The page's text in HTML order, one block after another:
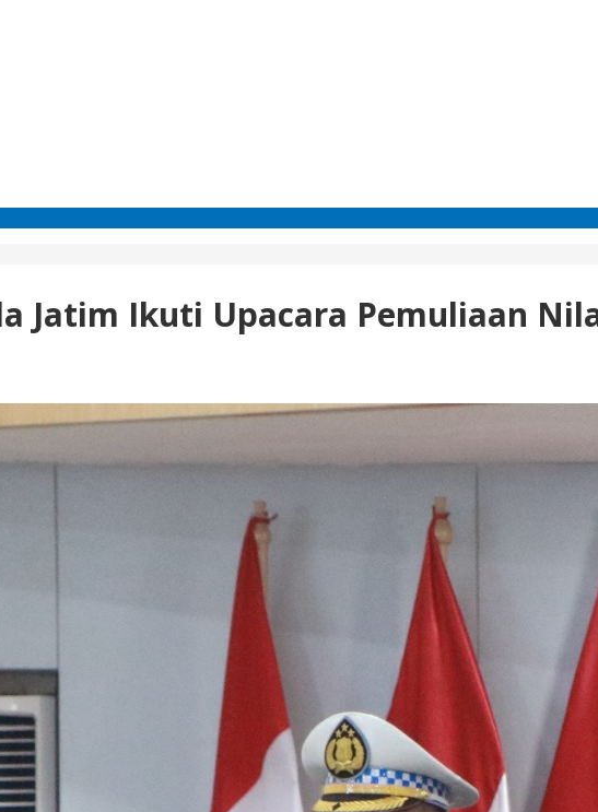
Jatim Ikuti Upacara Pemuliaan